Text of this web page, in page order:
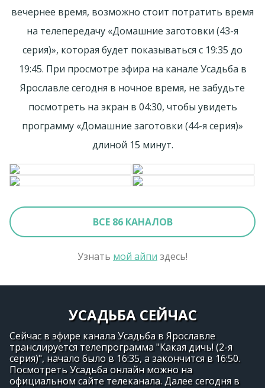
вечернее время, возможно стоит потратить время
на телепередачу «Домашние заготовки (43-я
серия)», которая будет показываться с 19:35 до
19:45. При просмотре эфира на канале Усадьба в
Ярославле сегодня в ночное время, не забудьте
посмотреть на экран в 04:30, чтобы увидеть
программу «Домашние заготовки (44-я серия)»
длиной 15 минут.
ВСЕ 86 КАНАЛОВ
Узнать мой айпи здесь!
УСАДЬБА СЕЙЧАС
Сейчас в эфире канала Усадьба в Ярославле
транслируется телепрограмма "Какая дичь! (2-я
серия)", начало было в 16:35, а закончится в 16:50.
Посмотреть Усадьба онлайн можно на
официальном сайте телеканала. Далее сегодня в